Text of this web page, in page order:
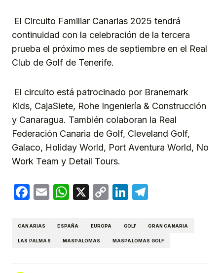
El Circuito Familiar Canarias 2025 tendrá
continuidad con la celebración de la tercera
prueba el próximo mes de septiembre en el Real
Club de Golf de Tenerife.
El circuito está patrocinado por Branemark
Kids, CajaSiete, Rohe Ingeniería & Construcción
y Canaragua. También colaboran la Real
Federación Canaria de Golf, Cleveland Golf,
Galaco, Holiday World, Port Aventura World, No
Work Team y Detail Tours.
Facebook
EmailWhatsApp
X
CopyLinkedIn
CANARIAS ESPAÑA EUROPA GOLF GRAN CANARIA
LAS PALMAS MASPALOMAS MASPALOMAS GOLF